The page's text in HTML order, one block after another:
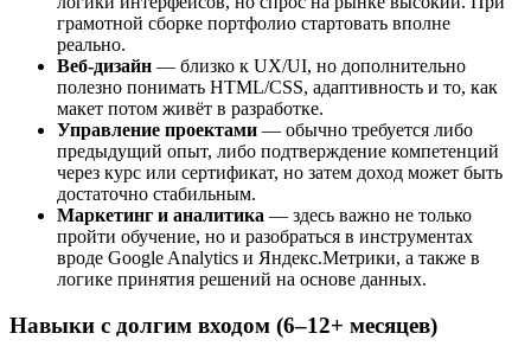
грамотной сборке портфолио стартовать вполне
реально.
Веб-дизайн — близко к UX/UI, но дополнительно
полезно понимать HTML/CSS, адаптивность и то, как
макет потом живёт в разработке.
Управление проектами — обычно требуется либо
предыдущий опыт, либо подтверждение компетенций
через курс или сертификат, но затем доход может быть
достаточно стабильным.
Маркетинг и аналитика — здесь важно не только
пройти обучение, но и разобраться в инструментах
вроде Google Analytics и Яндекс.Метрики, а также в
логике принятия решений на основе данных.
Навыки с долгим входом (6–12+ месяцев)